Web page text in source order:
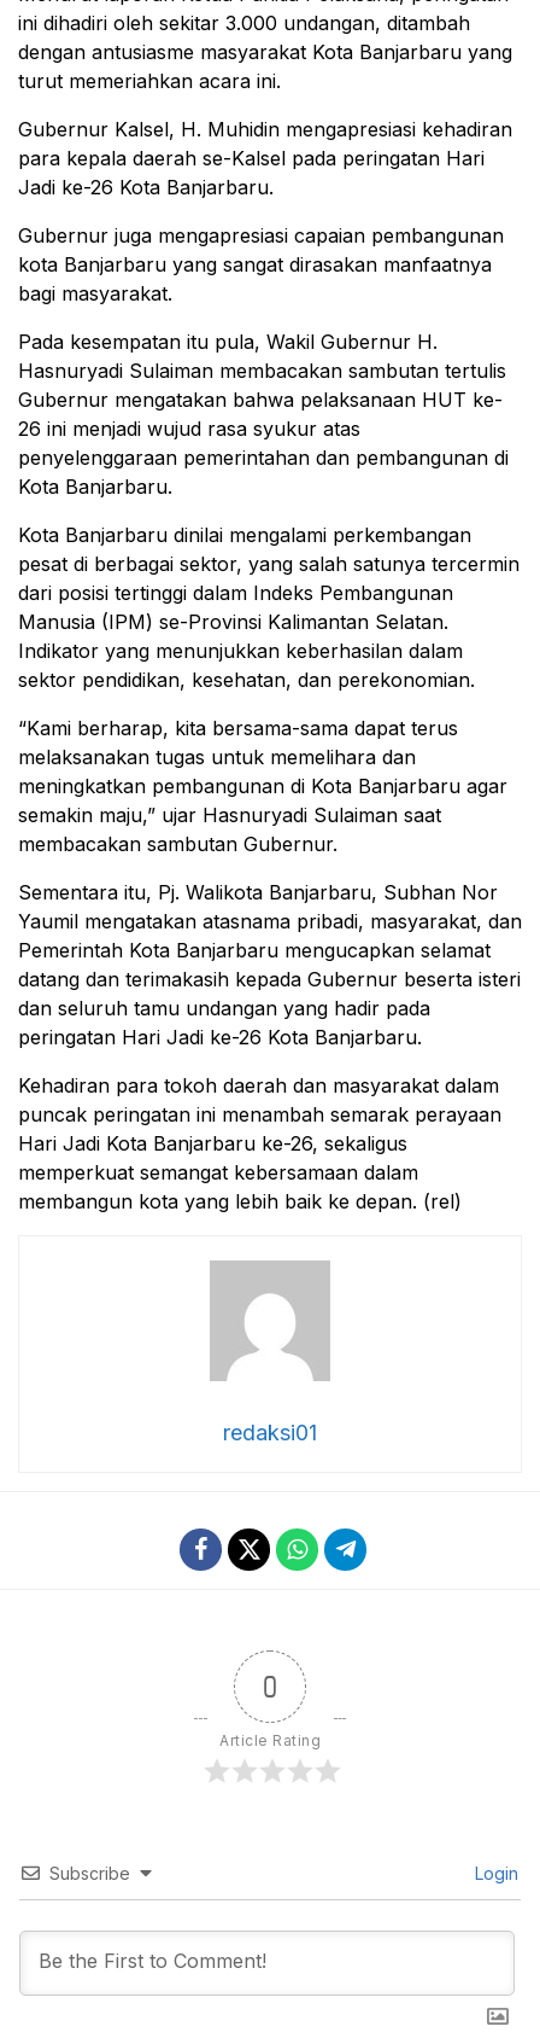
ini dihadiri oleh sekitar 3.000 undangan, ditambah
dengan antusiasme masyarakat Kota Banjarbaru yang
turut memeriahkan acara ini.
Gubernur Kalsel, H. Muhidin mengapresiasi kehadiran
para kepala daerah se-Kalsel pada peringatan Hari
Jadi ke-26 Kota Banjarbaru.
Gubernur juga mengapresiasi capaian pembangunan
kota Banjarbaru yang sangat dirasakan manfaatnya
bagi masyarakat.
Pada kesempatan itu pula, Wakil Gubernur H.
Hasnuryadi Sulaiman membacakan sambutan tertulis
Gubernur mengatakan bahwa pelaksanaan HUT ke-
26 ini menjadi wujud rasa syukur atas
penyelenggaraan pemerintahan dan pembangunan di
Kota Banjarbaru.
Kota Banjarbaru dinilai mengalami perkembangan
pesat di berbagai sektor, yang salah satunya tercermin
dari posisi tertinggi dalam Indeks Pembangunan
Manusia (IPM) se-Provinsi Kalimantan Selatan.
Indikator yang menunjukkan keberhasilan dalam
sektor pendidikan, kesehatan, dan perekonomian.
“Kami berharap, kita bersama-sama dapat terus
melaksanakan tugas untuk memelihara dan
meningkatkan pembangunan di Kota Banjarbaru agar
semakin maju,” ujar Hasnuryadi Sulaiman saat
membacakan sambutan Gubernur.
Sementara itu, Pj. Walikota Banjarbaru, Subhan Nor
Yaumil mengatakan atasnama pribadi, masyarakat, dan
Pemerintah Kota Banjarbaru mengucapkan selamat
datang dan terimakasih kepada Gubernur beserta isteri
dan seluruh tamu undangan yang hadir pada
peringatan Hari Jadi ke-26 Kota Banjarbaru.
Kehadiran para tokoh daerah dan masyarakat dalam
puncak peringatan ini menambah semarak perayaan
Hari Jadi Kota Banjarbaru ke-26, sekaligus
memperkuat semangat kebersamaan dalam
membangun kota yang lebih baik ke depan. (rel)
redaksi01
0
Article Rating
Subscribe Login